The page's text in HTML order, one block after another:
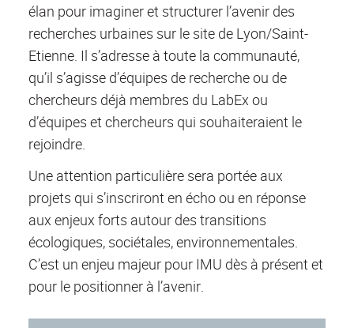
élan pour imaginer et structurer l’avenir des
recherches urbaines sur le site de Lyon/Saint-
Etienne. Il s’adresse à toute la communauté,
qu’il s’agisse d’équipes de recherche ou de
chercheurs déjà membres du LabEx ou
d’équipes et chercheurs qui souhaiteraient le
rejoindre.
Une attention particulière sera portée aux
projets qui s’inscriront en écho ou en réponse
aux enjeux forts autour des transitions
écologiques, sociétales, environnementales.
C’est un enjeu majeur pour IMU dès à présent et
pour le positionner à l’avenir.